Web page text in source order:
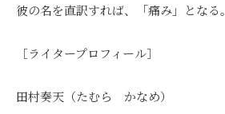
彼の名を直訳すれば、「痛み」となる。
［ライタープロフィール］
田村奏天（たむら かなめ）